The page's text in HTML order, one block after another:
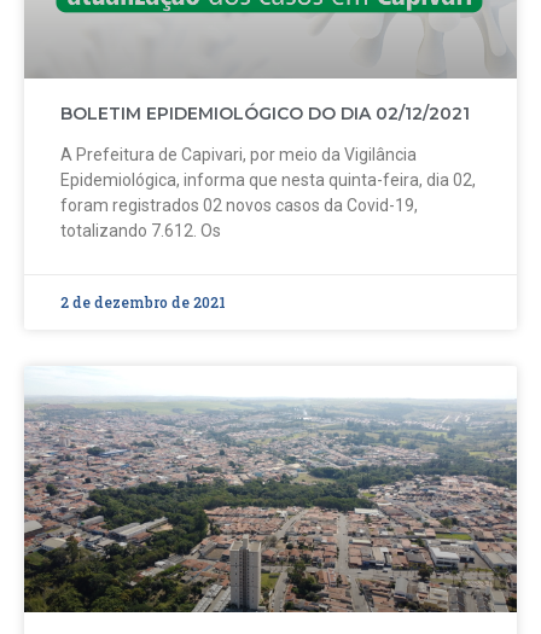
BOLETIM EPIDEMIOLÓGICO DO DIA 02/12/2021
A Prefeitura de Capivari, por meio da Vigilância
Epidemiológica, informa que nesta quinta-feira, dia 02,
foram registrados 02 novos casos da Covid-19,
totalizando 7.612. Os
2 de dezembro de 2021